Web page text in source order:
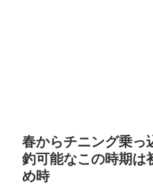
春からチニング乗っ
釣可能なこの時期は
め時